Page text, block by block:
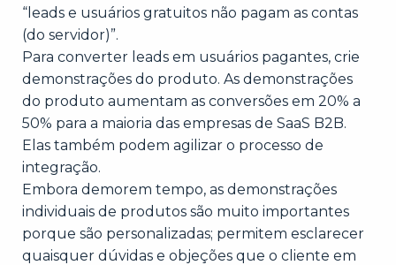
“leads e usuários gratuitos não pagam as contas
(do servidor)”.
Para converter leads em usuários pagantes, crie
demonstrações do produto. As demonstrações
do produto aumentam as conversões em 20% a
50% para a maioria das empresas de SaaS B2B.
Elas também podem agilizar o processo de
integração.
Embora demorem tempo, as demonstrações
individuais de produtos são muito importantes
porque são personalizadas; permitem esclarecer
quaisquer dúvidas e objeções que o cliente em